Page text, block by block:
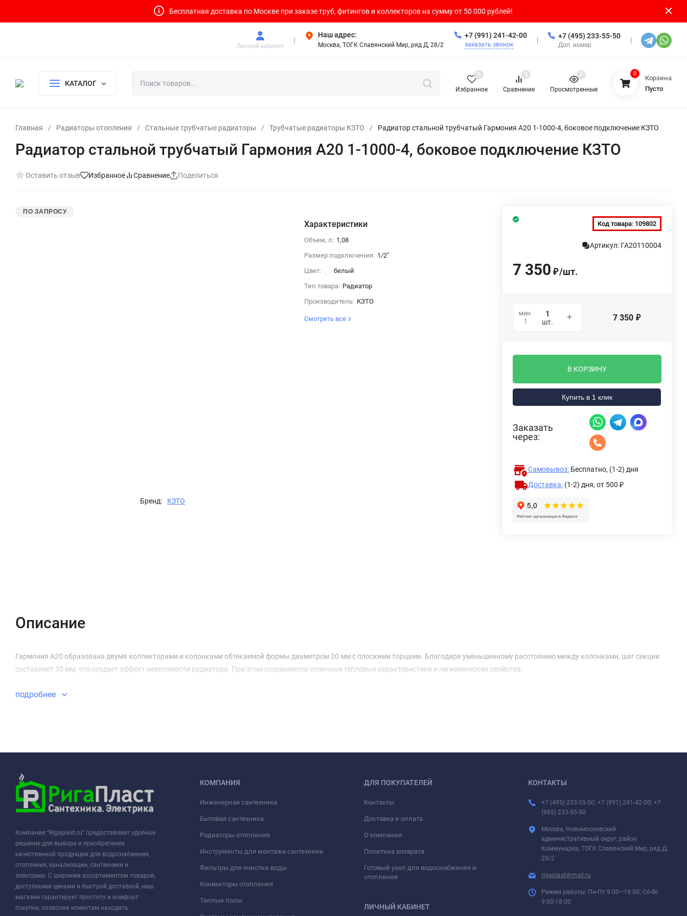
Бесплатная доставка по Москве при заказе труб, фитингов и коллекторов на сумму от 50 000 рублей!
Личный кабинет
Наш адрес:
Москва, ТОГК Славянский Мир, ряд Д, 28/2
+7 (991) 241-42-00
заказать звонок
+7 (495) 233-55-50
Доп. номер
КАТАЛОГ
Избранное
0
Сравнение
0
Просмотренные
0 0
Корзина
Пусто
Главная / Радиаторы отопления / Стальные трубчатые радиаторы / Трубчатые радиаторы КЗТО / Радиатор стальной трубчатый Гармония А20 1-1000-4, боковое подключение КЗТО
Радиатор стальной трубчатый Гармония А20 1-1000-4, боковое подключение КЗТО
Оставить отзыв Избранное Сравнение Поделиться
ПО ЗАПРОСУ
Бренд: КЗТО
Характеристики
Объем, л: 1,08
Размер подключения: 1/2"
Цвет:
белый
Тип товара: Радиатор
Производитель: КЗТО
Смотреть все
Код товара: 109802
Артикул: ГА20110004
7 350 ₽/шт.
мин.
1
шт. 7 350 ₽
В КОРЗИНУ
Купить в 1 клик
Заказать
через:
Самовывоз: Бесплатно, (1-2) дня
Доставка: (1-2) дня,от 500 ₽
Описание
Гармония А20 образована двумя коллекторами и колонками обтекаемой формы диаметром 20 мм с плоскими торцами. Благодаря уменьшенному расстоянию между колонками, шаг секции
составляет 30 мм, что создает эффект невесомости радиатора. При этом сохраняются отличные тепловые характеристики и гигиенические свойства.
подробнее
Компания “Rigaplast.ru” предоставляет удобное
решение для выбора и приобретения
качественной продукции для водоснабжения,
отопления, канализации, сантехники и
электрики. С широким ассортиментом товаров,
доступными ценами и быстрой доставкой, наш
магазин гарантирует простоту и комфорт
покупки, позволяя клиентам находить
КОМПАНИЯ
Инженерная сантехника
Бытовая сантехника
Радиаторы отопления
Инструменты для монтажа сантехники
Фильтры для очистки воды
Конвекторы отопления
Теплые полы
ДЛЯ ПОКУПАТЕЛЕЙ
Контакты
Доставка и оплата
О компании
Политика возврата
Готовый узел для водоснабжения и
отопления
ЛИЧНЫЙ КАБИНЕТ
КОНТАКТЫ
+7 (495) 233-55-50; +7 (991) 241-42-00; +7
(985) 233-55-50
Москва, Новомосковский
административный округ, район
Коммунарка, ТОГК Славянский Мир, ряд Д,
28/2
rigaplast@mail.ru
Режим работы: Пн-Пт 9:00—19:00; Сб-Вс
9:00-18:00